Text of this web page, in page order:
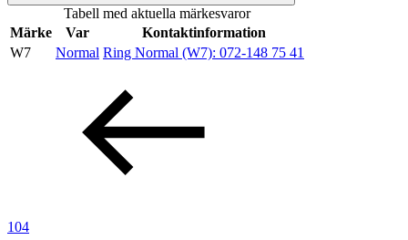
Inspiration
Tabell med aktuella märkesvaror
Märke
Var
Kontaktinformation
W7
Normal Ring Normal (W7): 072-148 75 41
104